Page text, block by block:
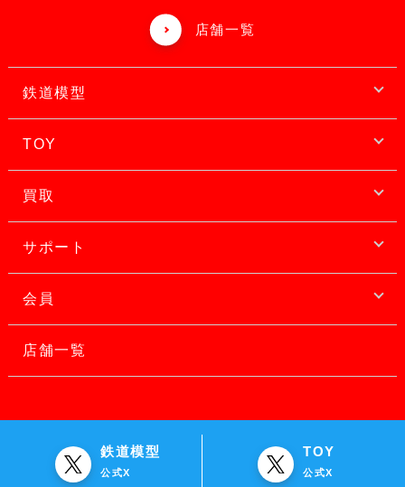
店舗一覧
鉄道模型
TOY
買取
サポート
会員
店舗一覧
鉄道模型
公式X
TOY
公式X